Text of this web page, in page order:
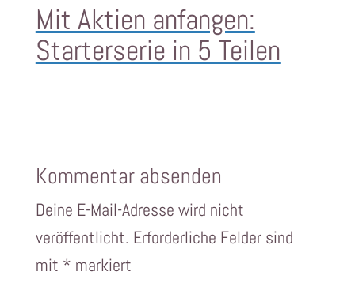
Mit Aktien anfangen:
Starterserie in 5 Teilen
Kommentar absenden
Deine E-Mail-Adresse wird nicht
veröffentlicht. Erforderliche Felder sind
mit * markiert